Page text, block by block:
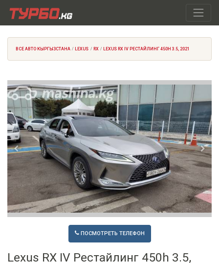
ВСЕ АВТО КЫРГЫЗСТАНА LEXUS RX LEXUS RX IV РЕСТАЙЛИНГ 450H 3.5, 2021
ПОСМОТРЕТЬ ТЕЛЕФОН
Lexus RX IV Рестайлинг 450h 3.5,